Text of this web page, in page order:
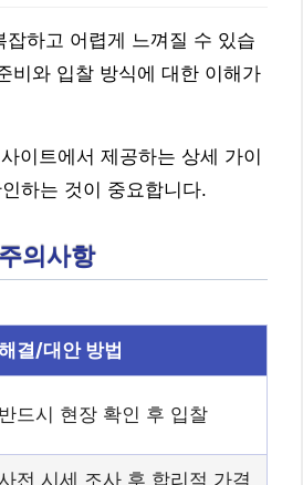
잡하고 어렵게 느껴질 수 있습
비와 입찰 방식에 대한 이해가
이트에서 제공하는 상세 가이
하는 것이 중요합니다.
의사항
결/대안 방법
반드시 현장 확인 후 입찰
전 시세 조사 후 합리적 가격